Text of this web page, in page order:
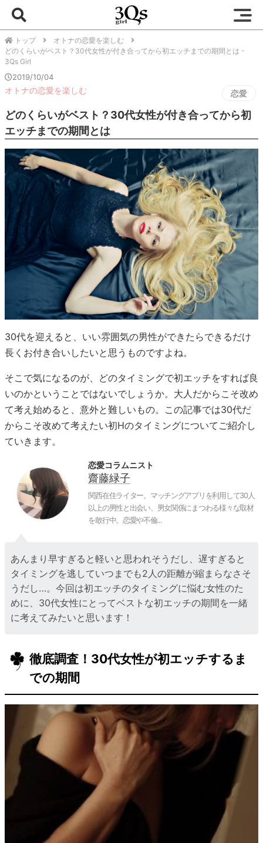
トップ
オトナの恋愛を楽しむ
どのくらいがベスト？30代女性が付き合ってから初エッチまでの期間とは -
3Qs Girl
2019/10/04
オトナの恋愛を楽しむ 恋愛
どのくらいがベスト？30代女性が付き合ってから初
エッチまでの期間とは
30代を迎えると、いい雰囲気の男性ができたらできるだけ
長くお付き合いしたいと思うものですよね。
そこで気になるのが、どのタイミングで初エッチをすれば良
いのかということではないでしょうか。大人だからこそ改め
て考え始めると、意外と難しいもの。この記事では30代だ
からこそ改めて考えたい初Hのタイミングについてご紹介し
ていきます。
恋愛コラムニスト
齋藤緑子
関西在住ライター。マッチングアプリを利用して30人
以上の男性と出会い、男女関係にまつわる様々な取材
を敢行中。恋愛や不倫...
あんまり早すぎると軽いと思われそうだし、遅すぎると
タイミングを逃していつまでも2人の距離が縮まらなさそ
うだし…。今回は初エッチのタイミングに悩む女性のた
めに、30代女性にとってベストな初エッチの期間を一緒
に考えてみたいと思います！
徹底調査！30代女性が初エッチするま
での期間